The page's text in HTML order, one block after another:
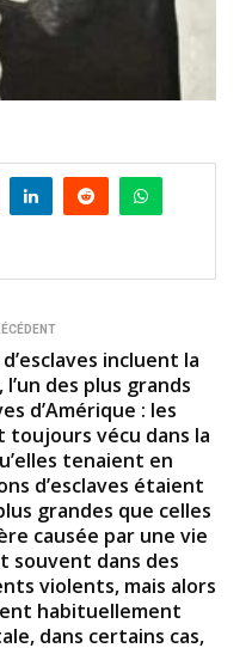
incluent la
des plus grands
d’Amérique : les
toujours vécu dans la
tenaient en
d’esclaves étaient
grandes que celles
causée par une vie
souvent dans des
violents, mais alors
habituellement
dans certains cas,